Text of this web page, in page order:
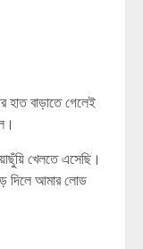
হাত বাড়াতে গেলেই
খেলতে এসেছি।
দিলে আমার লোড